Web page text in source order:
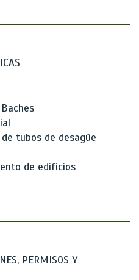
tubos de desagüe
de edificios
PERMISOS Y